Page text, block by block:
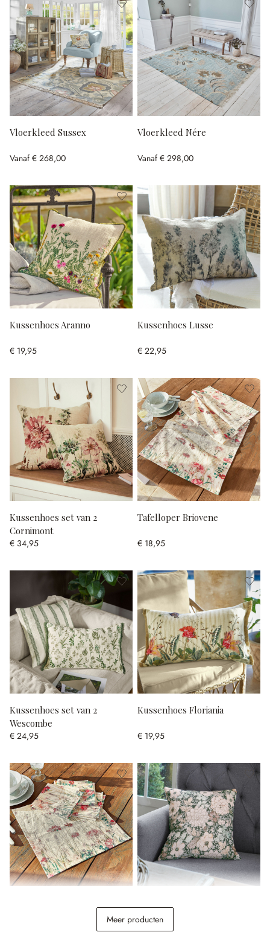
Vloerkleed Sussex
Vanaf € 268,00
Vloerkleed Nére
Vanaf € 298,00
Kussenhoes Aranno
€ 19,95
Kussenhoes Lusse
€ 22,95
Kussenhoes set van 2
Cornimont
€ 34,95
Tafelloper Briovene
€ 18,95
Kussenhoes set van 2
Wescombe
€ 24,95
Kussenhoes Floriania
€ 19,95
€ 22,95
Meer producten